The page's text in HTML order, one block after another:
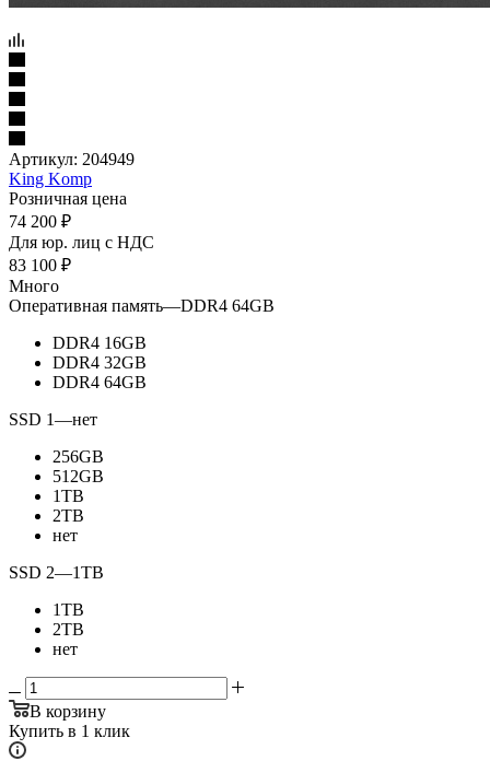
Артикул: 204949
King Komp
Розничная цена
74 200 ₽
Для юр. лиц c НДС
83 100 ₽
Много
Оперативная память—DDR4 64GB
DDR4 16GB
DDR4 32GB
DDR4 64GB
SSD 1—нет
256GB
512GB
1TB
2TB
нет
SSD 2—1TB
1TB
2TB
нет
В корзину
Купить в 1 клик